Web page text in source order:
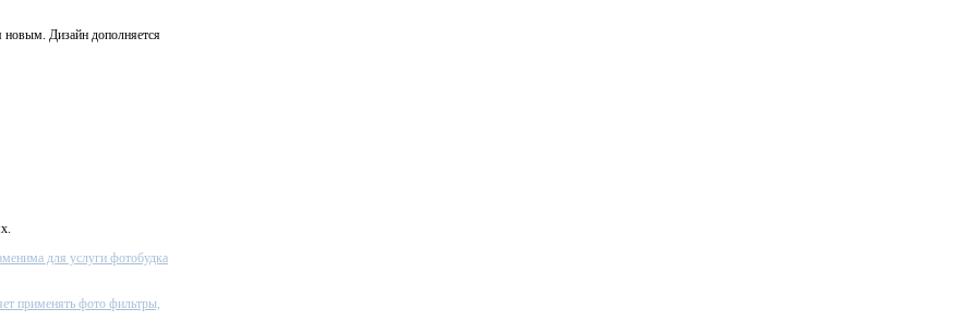
новым. Дизайн дополняется
для услуги фотобудка
применять фото фильтры,